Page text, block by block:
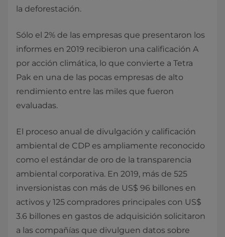
la deforestación.
Sólo el 2% de las empresas que presentaron los
informes en 2019 recibieron una calificación A
por acción climática, lo que convierte a Tetra
Pak en una de las pocas empresas de alto
rendimiento entre las miles que fueron
evaluadas.
El proceso anual de divulgación y calificación
ambiental de CDP es ampliamente reconocido
como el estándar de oro de la transparencia
ambiental corporativa. En 2019, más de 525
inversionistas con más de US$ 96 billones en
activos y 125 compradores principales con US$
3.6 billones en gastos de adquisición solicitaron
a las compañías que divulguen datos sobre